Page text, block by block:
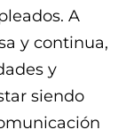
A
y continua,
y
siendo